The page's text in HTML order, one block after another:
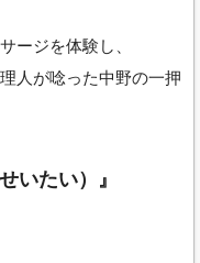
ージを体験し、
人が唸った中野の一押
いたい）』